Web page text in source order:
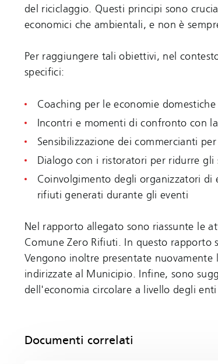
del riciclaggio. Questi principi sono
economici che ambientali, e non è
Per raggiungere tali obiettivi, nel
specifici:
Coaching per le economie domestiche
Incontri e momenti di confronto con
Sensibilizzazione dei commercianti
Dialogo con i ristoratori per ridurre gli
Coinvolgimento degli organizzatori di
rifiuti generati durante gli eventi
Nel rapporto allegato sono riassunte le
Comune Zero Rifiuti. In questo
Vengono inoltre presentate
indirizzate al Municipio. Infine, sono
dell'economia circolare a livello degli
Documenti correlati